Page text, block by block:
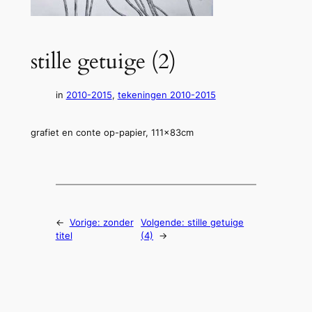
stille getuige (2)
in 2010-2015, tekeningen 2010-2015
grafiet en conte op-papier, 111x83cm
← Vorige: zonder
titel
Volgende:stille getuige
(4)
→